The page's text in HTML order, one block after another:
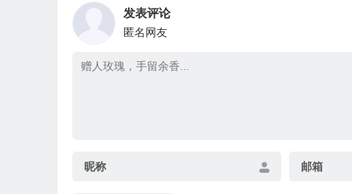
发表评论
匿名网友
昵称 邮箱